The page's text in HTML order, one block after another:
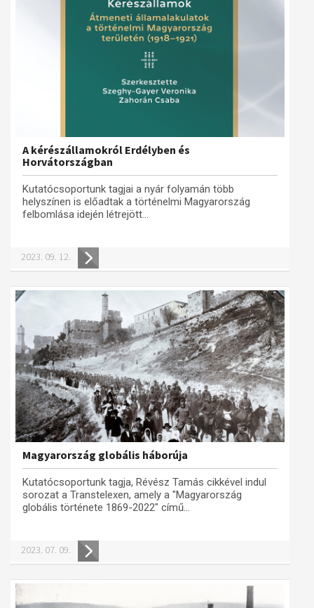
A kérészállamokról Erdélyben és
Horvátországban
Kutatócsoportunk tagjai a nyár folyamán több
helyszínen is előadtak a történelmi Magyarország
felbomlása idején létrejött...
2023. 09. 12.
Magyarország globális háborúja
Kutatócsoportunk tagja, Révész Tamás cikkével indul
sorozat a Transtelexen, amely a "Magyarország
globális története 1869-2022" című...
2023. 07. 09.